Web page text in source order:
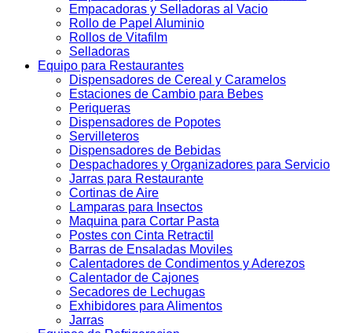
Empacadoras y Selladoras al Vacio
Rollo de Papel Aluminio
Rollos de Vitafilm
Selladoras
Equipo para Restaurantes
Dispensadores de Cereal y Caramelos
Estaciones de Cambio para Bebes
Periqueras
Dispensadores de Popotes
Servilleteros
Dispensadores de Bebidas
Despachadores y Organizadores para Servicio
Jarras para Restaurante
Cortinas de Aire
Lamparas para Insectos
Maquina para Cortar Pasta
Postes con Cinta Retractil
Barras de Ensaladas Moviles
Calentadores de Condimentos y Aderezos
Calentador de Cajones
Secadores de Lechugas
Exhibidores para Alimentos
Jarras